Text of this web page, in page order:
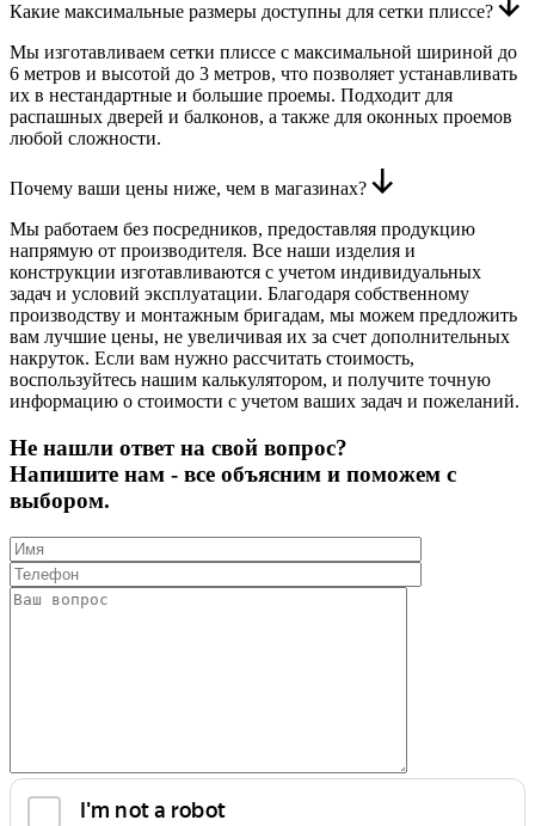
Какие максимальные размеры доступны для сетки плиссе?
Мы изготавливаем сетки плиссе с максимальной шириной до
6 метров и высотой до 3 метров, что позволяет устанавливать
их в нестандартные и большие проемы. Подходит для
распашных дверей и балконов, а также для оконных проемов
любой сложности.
Почему ваши цены ниже, чем в магазинах?
Мы работаем без посредников, предоставляя продукцию
напрямую от производителя. Все наши изделия и
конструкции изготавливаются с учетом индивидуальных
задач и условий эксплуатации. Благодаря собственному
производству и монтажным бригадам, мы можем предложить
вам лучшие цены, не увеличивая их за счет дополнительных
накруток. Если вам нужно рассчитать стоимость,
воспользуйтесь нашим калькулятором, и получите точную
информацию о стоимости с учетом ваших задач и пожеланий.
Не нашли ответ на свой вопрос?
Напишите нам - все объясним и поможем с
выбором.